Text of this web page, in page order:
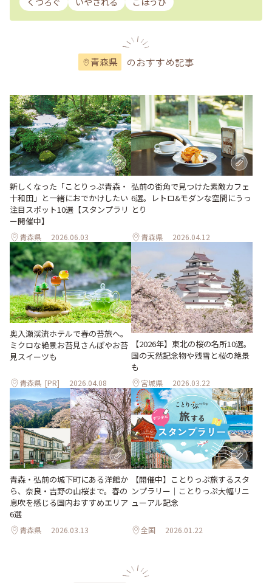
青森県 のおすすめ記事
新しくなった「ことりっぷ青森・
十和田」と一緒におでかけしたい
注目スポット10選【スタンプラリ
ー開催中】
青森県 2026.06.03
弘前の街角で見つけた素敵カフェ
6選。レトロ&モダンな空間にうっ
とり
青森県 2026.04.12
奥入瀬渓流ホテルで春の苔旅へ。
ミクロな絶景お苔見さんぽやお苔
見スイーツも
青森県 [PR] 2026.04.08
【2026年】東北の桜の名所10選。
国の天然記念物や残雪と桜の絶景
も
宮城県 2026.03.22
青森・弘前の城下町にある洋館か
ら、奈良・吉野の山桜まで。春の
息吹を感じる国内おすすめエリア
6選
青森県 2026.03.13
【開催中】ことりっぷ旅するスタ
ンプラリー｜ことりっぷ大幅リニ
ューアル記念
全国 2026.01.22